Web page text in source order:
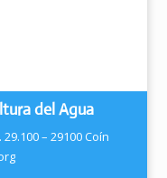
del Agua
– 29100 Coín